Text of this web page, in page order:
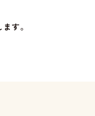
す。